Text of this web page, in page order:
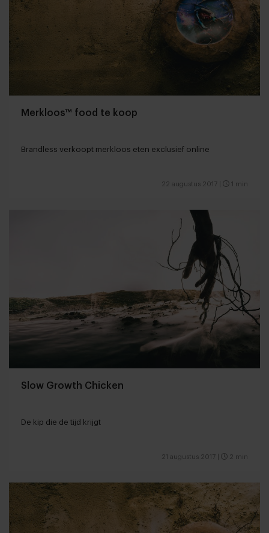
Merkloos™ food te koop
Brandless verkoopt merkloos eten exclusief online
22 augustus 2017 1 min
Slow Growth Chicken
De kip die de tijd krijgt
21 augustus 2017 2 min